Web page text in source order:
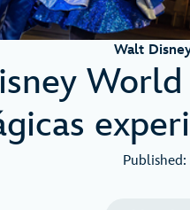
Walt
Published: